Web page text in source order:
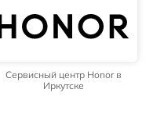
Сервисный центр Honor в
Иркутске